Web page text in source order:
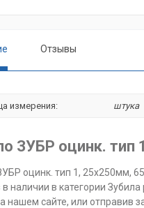
Отзывы
измерения: штука
ЗУБР оцинк. тип
оцинк. тип 1, 25х250мм,
в наличии в категории
нашем сайте, или отправив